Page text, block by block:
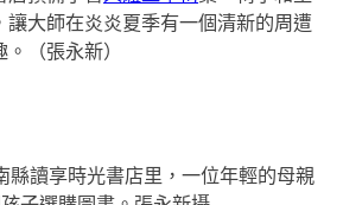
讓大師在炎炎夏季有一個清新的周遭
（張永新）